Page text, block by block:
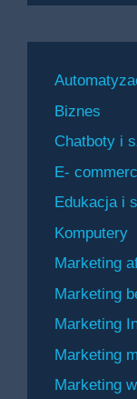
Biznes
Chatboty i
E-
Edukacja i
Komputery
Marketing
Marketing
Marketing
Marketing
Marketing